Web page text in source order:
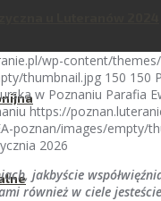
wp-content/themes/
thumbnail.jpg 150 150
w Poznaniu Parafia
https://
poznan/images/empty/
2026
jakbyście
również w ciele